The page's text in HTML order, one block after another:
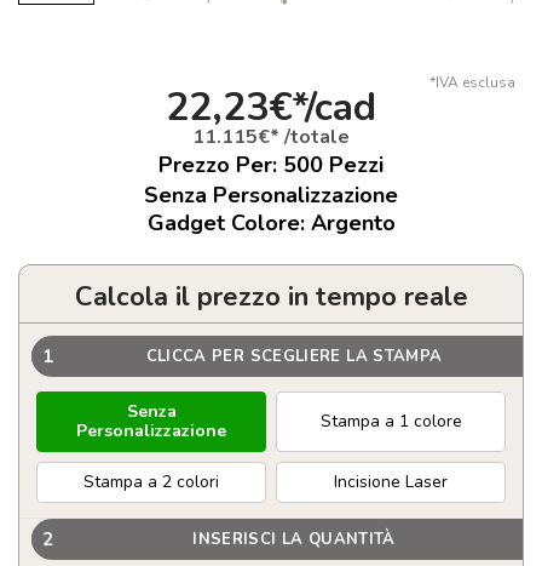
*IVA esclusa
22,23€*/cad
11.115€* /totale
Prezzo Per: 500 Pezzi
Senza Personalizzazione
Gadget Colore: Argento
Calcola il prezzo in tempo reale
1 CLICCA PER SCEGLIERE LA STAMPA
Senza
Personalizzazione
Stampa a 1 colore
Stampa a 2 colori Incisione Laser
2 INSERISCI LA QUANTITÀ